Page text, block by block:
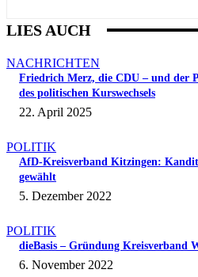
LIES AUCH
NACHRICHTEN
Friedrich Merz, die CDU – und der
des politischen Kurswechsels
22. April 2025
POLITIK
AfD-Kreisverband Kitzingen:
gewählt
5. Dezember 2022
POLITIK
dieBasis – Gründung Kreisverband
6. November 2022